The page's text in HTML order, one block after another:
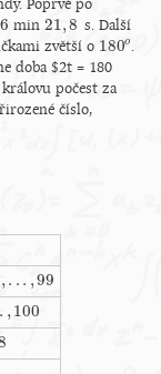
Poprvé po
min 21,8
21,8
s. Další
zvětší o 180o
180o.
doba $2t = 180
počest za
číslo,
,. . . ,99
. , 100